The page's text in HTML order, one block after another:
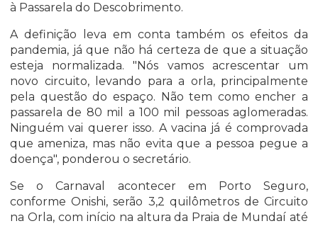
à Passarela do Descobrimento.
A definição leva em conta também os efeitos da
pandemia, já que não há certeza de que a situação
esteja normalizada. "Nós vamos acrescentar um
novo circuito, levando para a orla, principalmente
pela questão do espaço. Não tem como encher a
passarela de 80 mil a 100 mil pessoas aglomeradas.
Ninguém vai querer isso. A vacina já é comprovada
que ameniza, mas não evita que a pessoa pegue a
doença", ponderou o secretário.
Se o Carnaval acontecer em Porto Seguro,
conforme Onishi, serão 3,2 quilômetros de Circuito
na Orla, com início na altura da Praia de Mundaí até